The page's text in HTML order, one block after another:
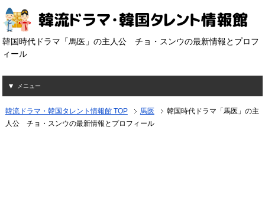
韓国時代ドラマ「馬医」の主人公 チョ・スンウの最新情報とプロフ
ィール
メニュー
韓流ドラマ・韓国タレント情報館 TOP 馬医
韓国時代ドラマ「馬医」の主
人公 チョ・スンウの最新情報とプロフィール